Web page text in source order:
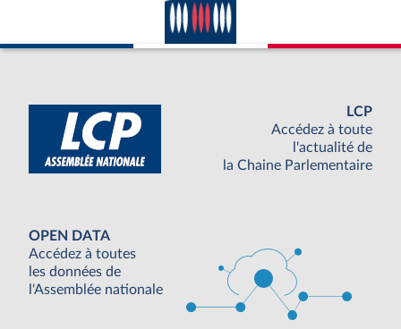
LCP
Accédez à toute
l'actualité de
la Chaine Parlementaire
OPEN DATA
Accédez à toutes
les données de
l'Assemblée nationale